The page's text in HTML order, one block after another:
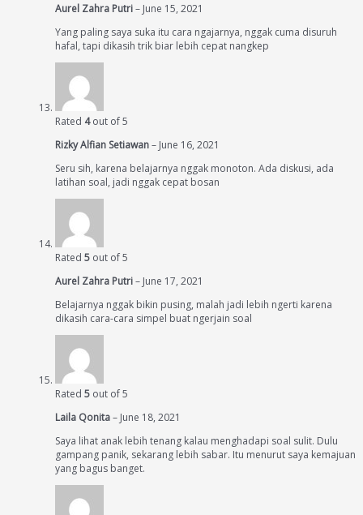
Aurel Zahra Putri– June 15, 2021
Yang paling saya suka itu cara ngajarnya, nggak cuma disuruh
hafal, tapi dikasih trik biar lebih cepat nangkep
Rated 4out of 5
Rizky Alfian Setiawan– June 16, 2021
Seru sih, karena belajarnya nggak monoton. Ada diskusi, ada
latihan soal, jadi nggak cepat bosan
Rated 5 out of 5
Aurel Zahra Putri– June 17, 2021
Belajarnya nggak bikin pusing, malah jadi lebih ngerti karena
dikasih cara-cara simpel buat ngerjain soal
Rated 5 out of 5
Laila Qonita– June 18, 2021
Saya lihat anak lebih tenang kalau menghadapi soal sulit. Dulu
gampang panik, sekarang lebih sabar. Itu menurut saya kemajuan
yang bagus banget.